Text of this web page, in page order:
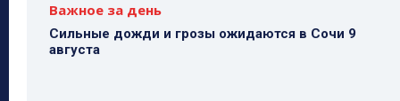
Важное за день
Сильные дожди и грозы ожидаются в Сочи 9
августа